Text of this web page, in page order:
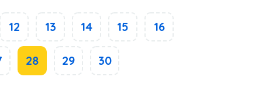
12 13 14 15 16
28 29 30